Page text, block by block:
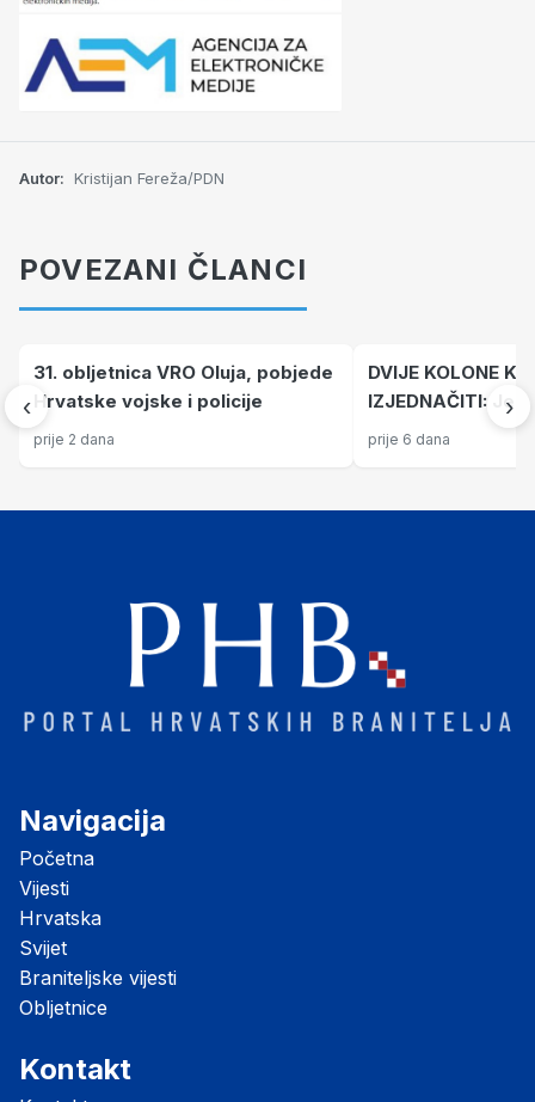
Autor: Kristijan Fereža/PDN
POVEZANI ČLANCI
‹
31. obljetnica VRO Oluja, pobjede
Hrvatske vojske i policije
prije 2 dana
DVIJE KOLONE
IZJEDNAČITI:
grada smrti,
prije 6 dana
›
Navigacija
Početna
Vijesti
Hrvatska
Svijet
Braniteljske vijesti
Obljetnice
Kontakt